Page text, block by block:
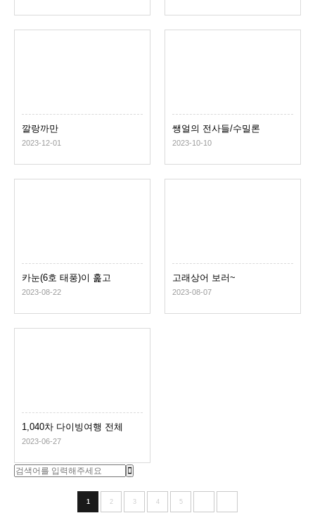
깔랑까만
2023-12-01
쌩얼의 전사들/수밀론
2023-10-10
카눈(6호 태풍)이 훑고
지나간 일주일 후 의 고성
2023-08-22
고래상어 보러~
2023-08-07
1,040차 다이빙여행 전체
다섯 분
2023-06-27
1 2 3 4 5